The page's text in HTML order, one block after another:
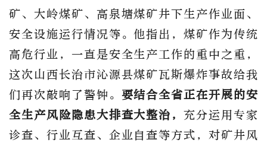
矿、大岭煤矿、高泉塘煤矿井下生产作业面、
安全设施运行情况等。他指出，煤矿作为传统
高危行业，一直是安全生产工作的重中之重，
这次山西长治市沁源县煤矿瓦斯爆炸事故给我
们再次敲响了警钟。 要结合全省正在开展的安
全生产风险隐患大排查大整治 ，充分运用专家
诊查、行业互查、企业自查等方式，对矿井风